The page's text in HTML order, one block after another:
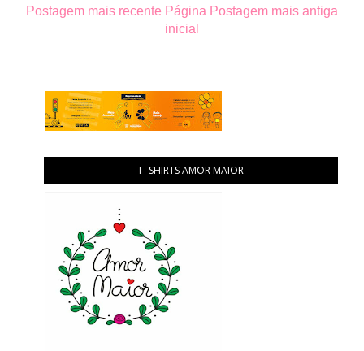
Postagem mais recente Postagem mais antiga
Página
inicial
T- SHIRTS AMOR MAIOR